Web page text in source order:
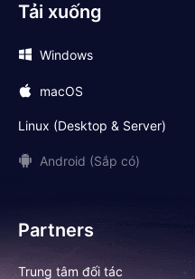
Tải xuống
Windows
macOS
Linux (Desktop & Server)
Android (Sắp có)
Partners
Trung tâm đối tác